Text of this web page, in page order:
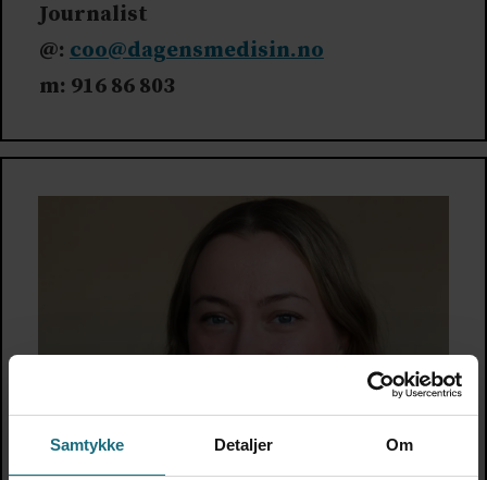
Samtykke Detaljer Om
Journalist
@: coo@dagensmedisin.no
m: 916 86 803